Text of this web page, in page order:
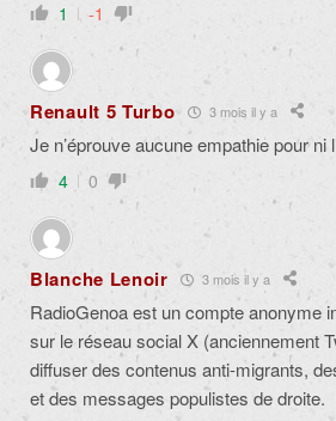
1 -1
Renault 5 Turbo 3 mois il y a
Je n’éprouve aucune empathie pour ni
4 0
Blanche Lenoir 3 mois il y a
RadioGenoa est un compte anonyme
sur le réseau social X (anciennement
diffuser des contenus anti-migrants,
et des messages populistes de droite.